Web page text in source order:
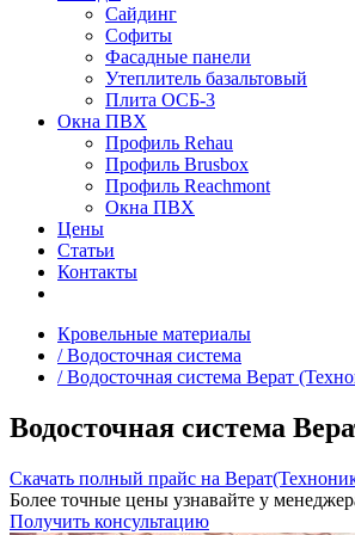
Сайдинг
Софиты
Фасадные панели
Утеплитель базальтовый
Плита ОСБ-3
Окна ПВХ
Профиль Rehau
Профиль Brusbox
Профиль Reachmont
Окна ПВХ
Цены
Статьи
Контакты
Кровельные материалы
/ Водосточная система
/ Водосточная система Верат
Водосточная система
Скачать полный прайс на
Более точные цены узнавайте у
Получить консультацию